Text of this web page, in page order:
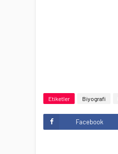
Etiketler Biyografi
Facebook